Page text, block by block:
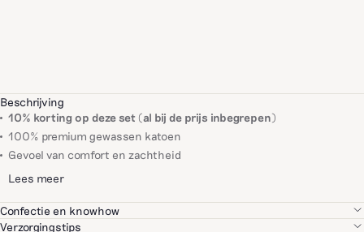
Beschrijving
10% korting op deze set (al bij de prijs inbegrepen)
100% premium gewassen katoen
Gevoel van comfort en zachtheid
Lees meer
Confectie en knowhow
We selecteren elk van onze partners met grote zorg, op basis van hun
Verzorgingstips